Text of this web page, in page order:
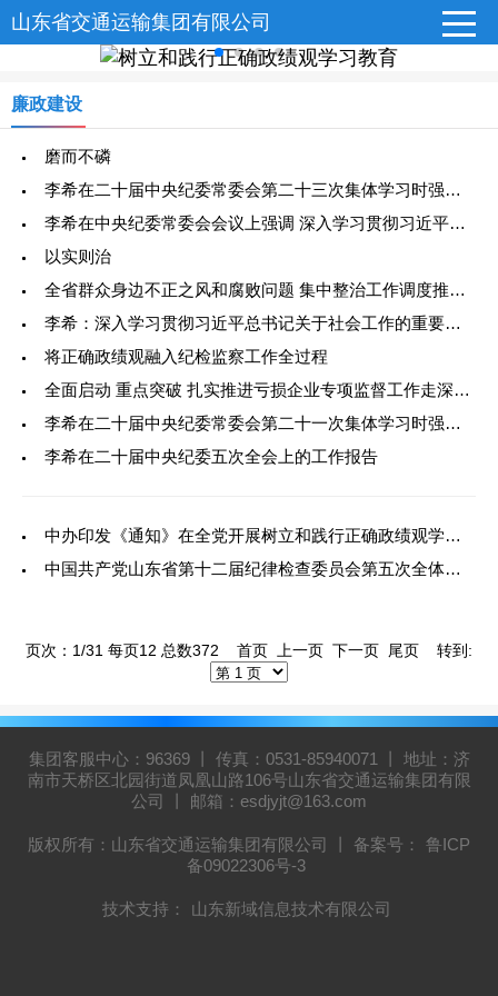
山东省交通运输集团有限公司
廉政建设
磨而不磷
李希在二十届中央纪委常委会第二十三次集体学习时强调 深刻把握习近平党建思想的精髓要义 进一步推动学习贯彻走深走实
李希在中央纪委常委会会议上强调 深入学习贯彻习近平党建思想 纵深推进纪检监察工作高质量发展
以实则治
全省群众身边不正之风和腐败问题 集中整治工作调度推进会召开
李希：深入学习贯彻习近平总书记关于社会工作的重要论述 以高质量监督执纪执法为社会工作高质量发展提供有力保障
将正确政绩观融入纪检监察工作全过程
全面启动 重点突破 扎实推进亏损企业专项监督工作走深走实
李希在二十届中央纪委常委会第二十一次集体学习时强调 深入学习领悟习近平总书记关于树立和践行正确政绩观的重要论述 推动学习教育走深走实
李希在二十届中央纪委五次全会上的工作报告
中办印发《通知》在全党开展树立和践行正确政绩观学习教育
中国共产党山东省第十二届纪律检查委员会第五次全体会议公报
页次：1/31 每页12 总数372 首页 上一页 下一页 尾页 转到:
集团客服中心：96369 丨 传真：0531-85940071 丨 地址：济
南市天桥区北园街道凤凰山路106号山东省交通运输集团有限
公司 丨 邮箱：esdjyjt@163.com
版权所有：山东省交通运输集团有限公司 丨 备案号：
鲁ICP
备09022306号-3
技术支持： 山东新域信息技术有限公司